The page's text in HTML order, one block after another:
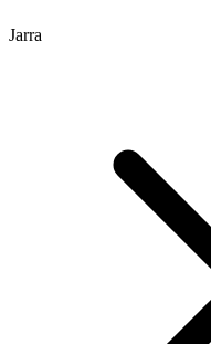
Jarra